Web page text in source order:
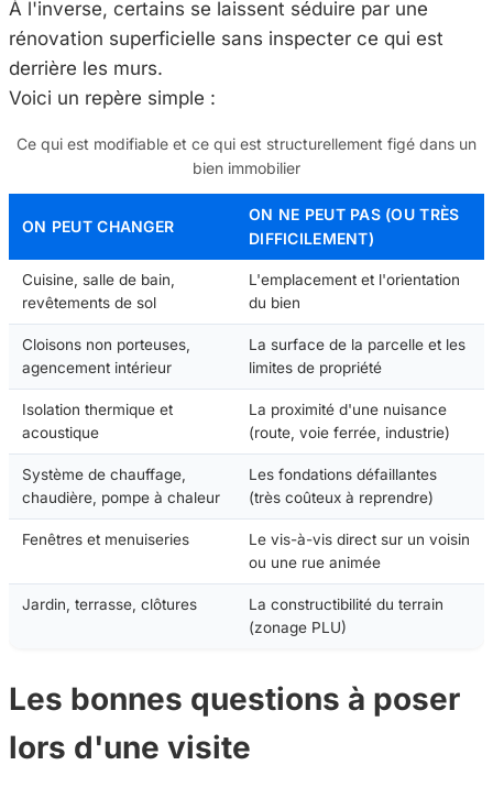
À l'inverse, certains se laissent séduire par une
rénovation superficielle sans inspecter ce qui est
derrière les murs.
Voici un repère simple :
Ce qui est modifiable et ce qui est structurellement figé dans un
bien immobilier
ON PEUT CHANGER
ON NE PEUT PAS (OU TRÈS
DIFFICILEMENT)
Cuisine, salle de bain,
revêtements de sol
L'emplacement et l'orientation
du bien
Cloisons non porteuses,
agencement intérieur
La surface de la parcelle et les
limites de propriété
Isolation thermique et
acoustique
La proximité d'une nuisance
(route, voie ferrée, industrie)
Système de chauffage,
chaudière, pompe à chaleur
Les fondations défaillantes
(très coûteux à reprendre)
Fenêtres et menuiseries
Le vis-à-vis direct sur un voisin
ou une rue animée
Jardin, terrasse, clôtures
La constructibilité du terrain
(zonage PLU)
Les bonnes questions à poser
lors d'une visite